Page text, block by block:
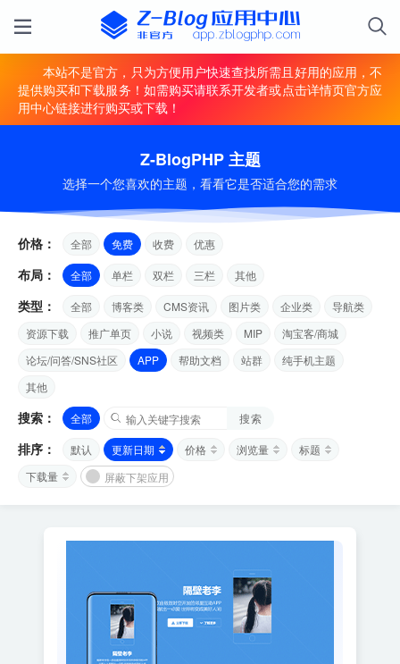
本站不是官方，只为方便用户快速查找所需且好用的应用，不
提供购买和下载服务！如需购买请联系开发者或点击详情页官方应
用中心链接进行购买或下载！
Z-BlogPHP 主题
选择一个您喜欢的主题，看看它是否适合您的需求
价格： 全部 免费 收费 优惠
布局： 全部 单栏 双栏 三栏 其他
类型： 全部 博客类 CMS资讯 图片类 企业类
导航类
资源下载
推广单页 小说 视频类 MIP
淘宝客/商城
论坛/问答/SNS社区
APP 帮助文档 站群
纯手机主题
其他
搜索： 全部 搜索
排序： 默认 更新日期 价格 浏览量
标题
下载量
屏蔽下架应用